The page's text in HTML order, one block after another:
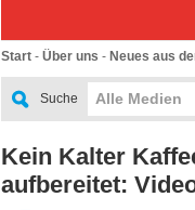
Start - Über uns - Neues aus
Suche Alle Medien
Kein Kalter
aufbereitet: